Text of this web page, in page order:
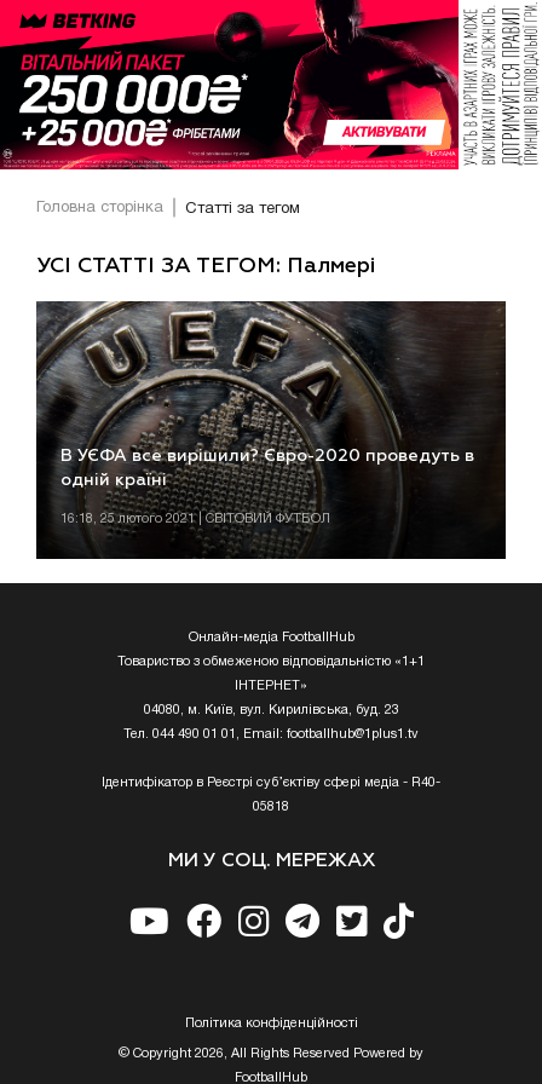
Головна сторінка Статті за тегом
УСІ СТАТТІ ЗА ТЕГОМ: Палмері
В УЄФА все вирішили? Євро-2020 проведуть в
одній країні
16:18, 25 лютого 2021 | СВІТОВИЙ ФУТБОЛ
Онлайн-медіа FootballHub
Товариство з обмеженою відповідальністю «1+1
ІНТЕРНЕТ»
04080, м. Київ, вул. Кирилівська, буд. 23
Тел. 044 490 01 01, Email: footballhub@1plus1.tv
Ідентифікатор в Реєстрі суб’єктіву сфері медіа - R40-
05818
МИ У СОЦ. МЕРЕЖАХ
Полiтика конфiденцiйностi
© Copyright 2026, All Rights Reserved Powered by
FootballHub